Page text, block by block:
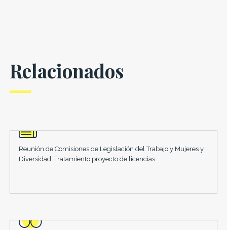
Relacionados
Reunión de Comisiones de Legislación del Trabajo y Mujeres y
Diversidad. Tratamiento proyecto de licencias